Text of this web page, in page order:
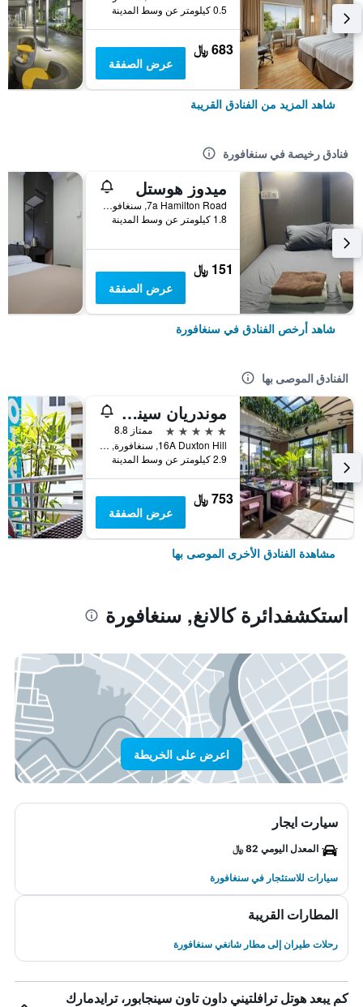
0.5 كيلومتر عن وسط المدينة
683 ﷼
عرض الصفقة
شاهد المزيد من الفنادق القريبة
فنادق رخيصة في سنغافورة
ميدوز هوستل
7a Hamilton Road, سنغافورة, سنغافورة
1.8 كيلومتر عن وسط المدينة
151 ﷼
عرض الصفقة
شاهد أرخص الفنادق في سنغافورة
الفنادق الموصى بها
موندريان سينجابور دوكستون
5 نجوم
ممتاز 8.8
16A Duxton Hill, سنغافورة, سنغافورة
2.9 كيلومتر عن وسط المدينة
753 ﷼
عرض الصفقة
مشاهدة الفنادق الأخرى الموصى بها
استكشفدائرة كالانغ, سنغافورة
اعرض على الخريطة
سيارت ايجار
المعدل اليومي 82 ﷼
سيارات للاستئجار في سنغافورة
المطارات القريبة
رحلات طيران إلى مطار شانغي سنغافورة
كم يبعد هوتل ترافلتيني داون تاون سينجابور، ترايدمارك